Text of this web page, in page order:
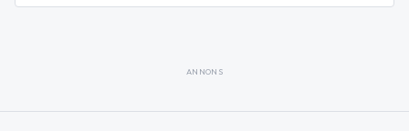
ANNONS